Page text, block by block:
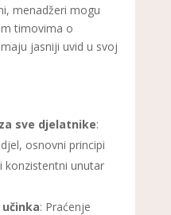
menadžeri mogu
timovima o
jasniji uvid u svoj
sve djelatnike:
osnovni principi
konzistentni unutar
: Praćenje